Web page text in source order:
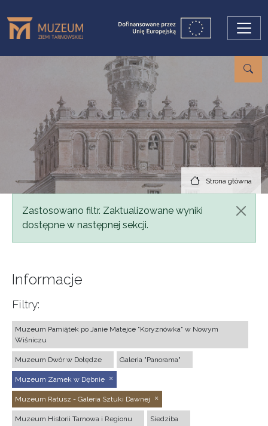
Strona główna
Komunikat
Zastosowano filtr. Zaktualizowane wyniki
dostępne w następnej sekcji.
Informacje
Filtry:
Muzeum Pamiątek po Janie Matejce "Koryznówka" w Nowym
Wiśniczu
Muzeum Dwór w Dołędze Galeria "Panorama"
Muzeum Zamek w Dębnie
Muzeum Ratusz - Galeria Sztuki Dawnej
Muzeum Historii Tarnowa i Regionu Siedziba